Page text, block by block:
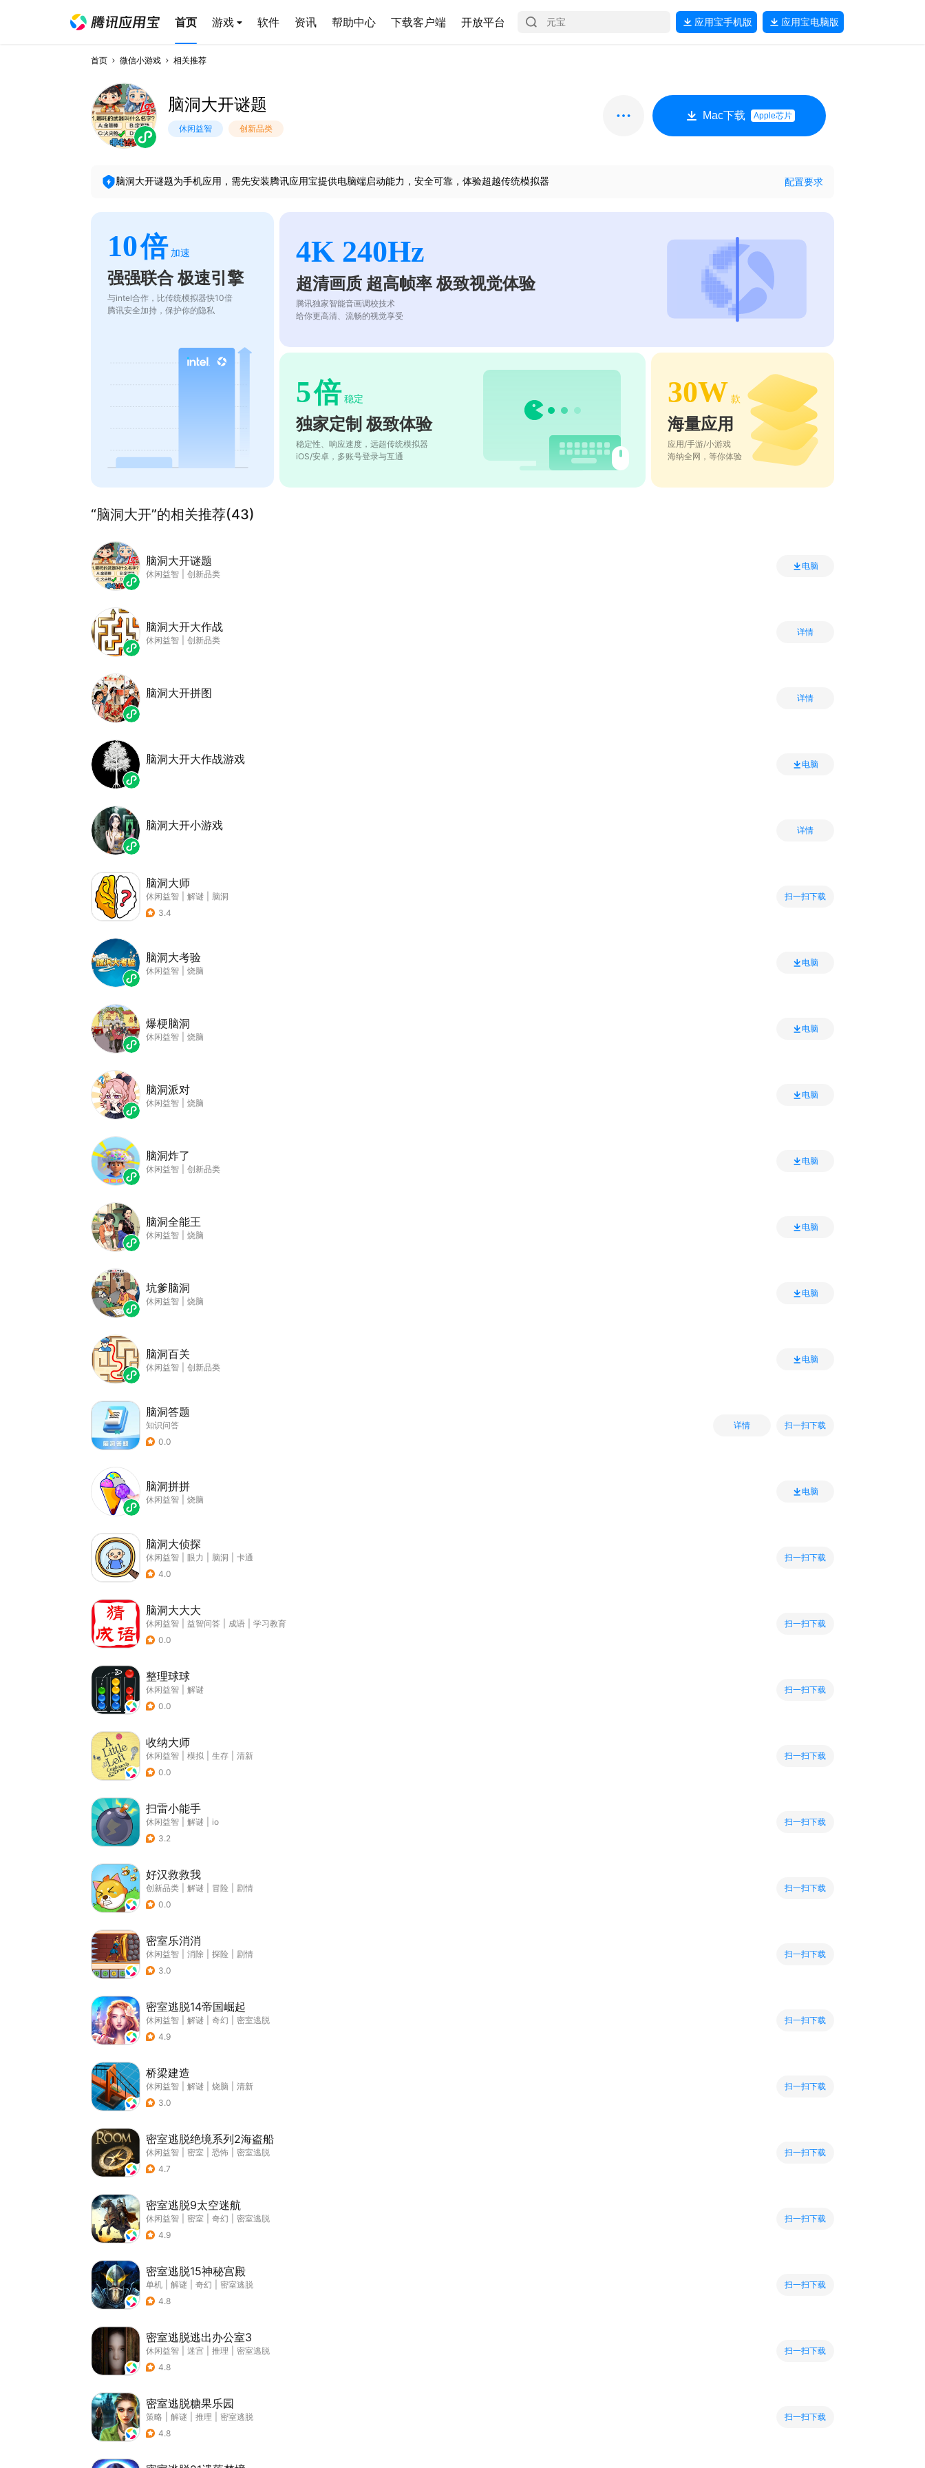
首页 游戏 软件 资讯 帮助中心 下载客户端 开放平台 应用宝手机版 应用宝电脑版
首页 微信小游戏 相关推荐
脑洞大开谜题
休闲益智 创新品类
Mac下载 Apple芯片
脑洞大开谜题为手机应用，需先安装腾讯应用宝提供电脑端启动能力，安全可靠，体验超越传统模拟器 配置要求
10倍 加速
强强联合 极速引擎
与intel合作，比传统模拟器快10倍
腾讯安全加持，保护你的隐私
4K 240Hz
超清画质 超高帧率 极致视觉体验
腾讯独家智能音画调校技术
给你更高清、流畅的视觉享受
5倍 稳定
独家定制 极致体验
稳定性、响应速度，远超传统模拟器
iOS/安卓，多账号登录与互通
30W 款
海量应用
应用/手游/小游戏
海纳全网，等你体验
“脑洞大开”的相关推荐(43)
脑洞大开谜题
休闲益智 创新品类
电脑
脑洞大开大作战
休闲益智 创新品类
详情
脑洞大开拼图 详情
脑洞大开大作战游戏 电脑
脑洞大开小游戏 详情
脑洞大师
休闲益智 解谜
脑洞
3.4
扫一扫下载
脑洞大考验
休闲益智 烧脑
电脑
爆梗脑洞
休闲益智 烧脑
电脑
脑洞派对
休闲益智 烧脑
电脑
脑洞炸了
休闲益智 创新品类
电脑
脑洞全能王
休闲益智 烧脑
电脑
坑爹脑洞
休闲益智 烧脑
电脑
脑洞百关
休闲益智 创新品类
电脑
脑洞答题
知识问答
0.0
详情 扫一扫下载
脑洞拼拼
休闲益智 烧脑
电脑
脑洞大侦探
休闲益智 眼力 脑洞
卡通
4.0
扫一扫下载
脑洞大大大
休闲益智 益智问答 成语
学习教育
0.0
扫一扫下载
整理球球
休闲益智
解谜
0.0
扫一扫下载
收纳大师
休闲益智 模拟 生存
清新
0.0
扫一扫下载
扫雷小能手
休闲益智 解谜
io
3.2
扫一扫下载
好汉救救我
创新品类 解谜 冒险
剧情
0.0
扫一扫下载
密室乐消消
休闲益智 消除 探险
剧情
3.0
扫一扫下载
密室逃脱14帝国崛起
休闲益智 解谜 奇幻
密室逃脱
4.9
扫一扫下载
桥梁建造
休闲益智 解谜 烧脑
清新
3.0
扫一扫下载
密室逃脱绝境系列2海盗船
休闲益智 密室 恐怖
密室逃脱
4.7
扫一扫下载
密室逃脱9太空迷航
休闲益智 密室 奇幻
密室逃脱
4.9
扫一扫下载
密室逃脱15神秘宫殿
单机 解谜 奇幻
密室逃脱
4.8
扫一扫下载
密室逃脱逃出办公室3
休闲益智 迷宫 推理
密室逃脱
4.8
扫一扫下载
密室逃脱糖果乐园
策略 解谜 推理
密室逃脱
4.8
扫一扫下载